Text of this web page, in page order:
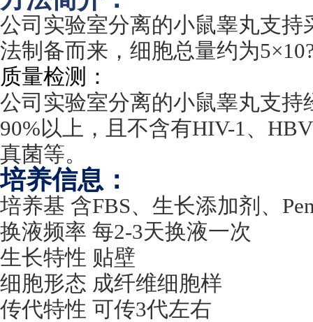
公司实验室分离的小鼠睾丸支
法制备而来，细胞总量约为5×
质量检测：
公司实验室分离的小鼠睾丸支持
90%以上，且不含有HIV-1、 HBV
真菌等。
培养信息：
培养基 含FBS、生长添加剂、
换液频率 每2-3天换液一次
生长特性 贴壁
细胞形态 成纤维细胞样
传代特性 可传3代左右